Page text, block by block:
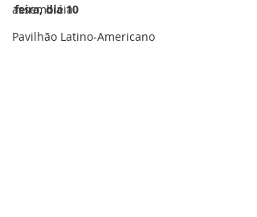
assembléia
Pavilhão Latino-Americano
feira, dia 10